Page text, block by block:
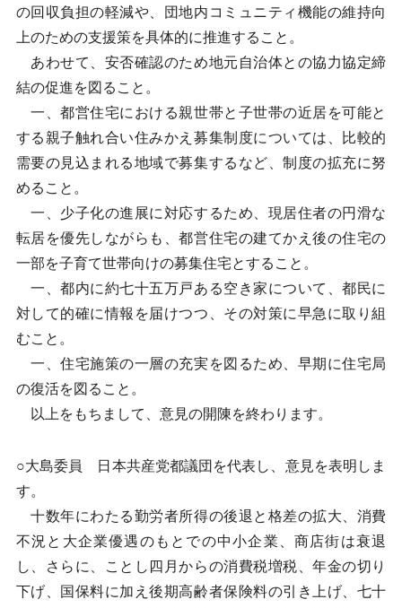
の回収負担の軽減や、団地内コミュニティ機能の維持向
上のための支援策を具体的に推進すること。
あわせて、安否確認のため地元自治体との協力協定締
結の促進を図ること。
一、都営住宅における親世帯と子世帯の近居を可能と
する親子触れ合い住みかえ募集制度については、比較的
需要の見込まれる地域で募集するなど、制度の拡充に努
めること。
一、少子化の進展に対応するため、現居住者の円滑な
転居を優先しながらも、都営住宅の建てかえ後の住宅の
一部を子育て世帯向けの募集住宅とすること。
一、都内に約七十五万戸ある空き家について、都民に
対して的確に情報を届けつつ、その対策に早急に取り組
むこと。
一、住宅施策の一層の充実を図るため、早期に住宅局
の復活を図ること。
以上をもちまして、意見の開陳を終わります。
○大島委員 日本共産党都議団を代表し、意見を表明しま
す。
十数年にわたる勤労者所得の後退と格差の拡大、消費
不況と大企業優遇のもとでの中小企業、商店街は衰退
し、さらに、ことし四月からの消費税増税、年金の切り
下げ、国保料に加え後期高齢者保険料の引き上げ、七十